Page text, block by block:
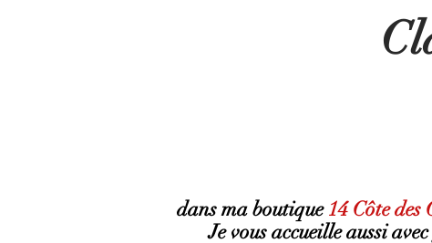
dans ma boutique14 Côte des
Je vous accueille aussi